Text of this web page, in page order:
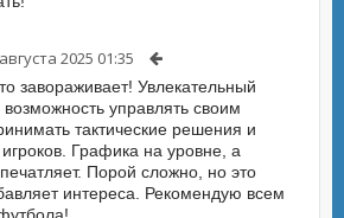
2025 01:35
завораживает! Увлекательный
управлять своим
тактические решения и
игроков. Графика на уровне, а
Порой сложно, но это
интереса. Рекомендую всем